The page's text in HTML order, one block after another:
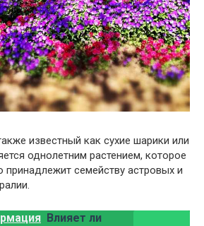
известный как сухие шарики или
однолетним растением, которое
принадлежит семейству астровых и
Влияет ли